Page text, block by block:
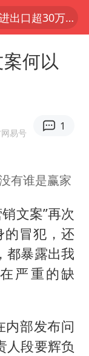
上半年我国机械工业经济运行稳中有进
涨
泰国校园枪击案死亡人数升至7人
宇树科技中一签需缴款7.54万元
国防部：坚决反制任何闹海挑衅图谋
四川宜宾市高县发生4.9级地震
月能滑雪”不实
色预警
案何以
易号
1
有谁是赢家
文案”再次
的冒犯，还
都暴露出我
严重的缺
内部发布问
人段要辉负